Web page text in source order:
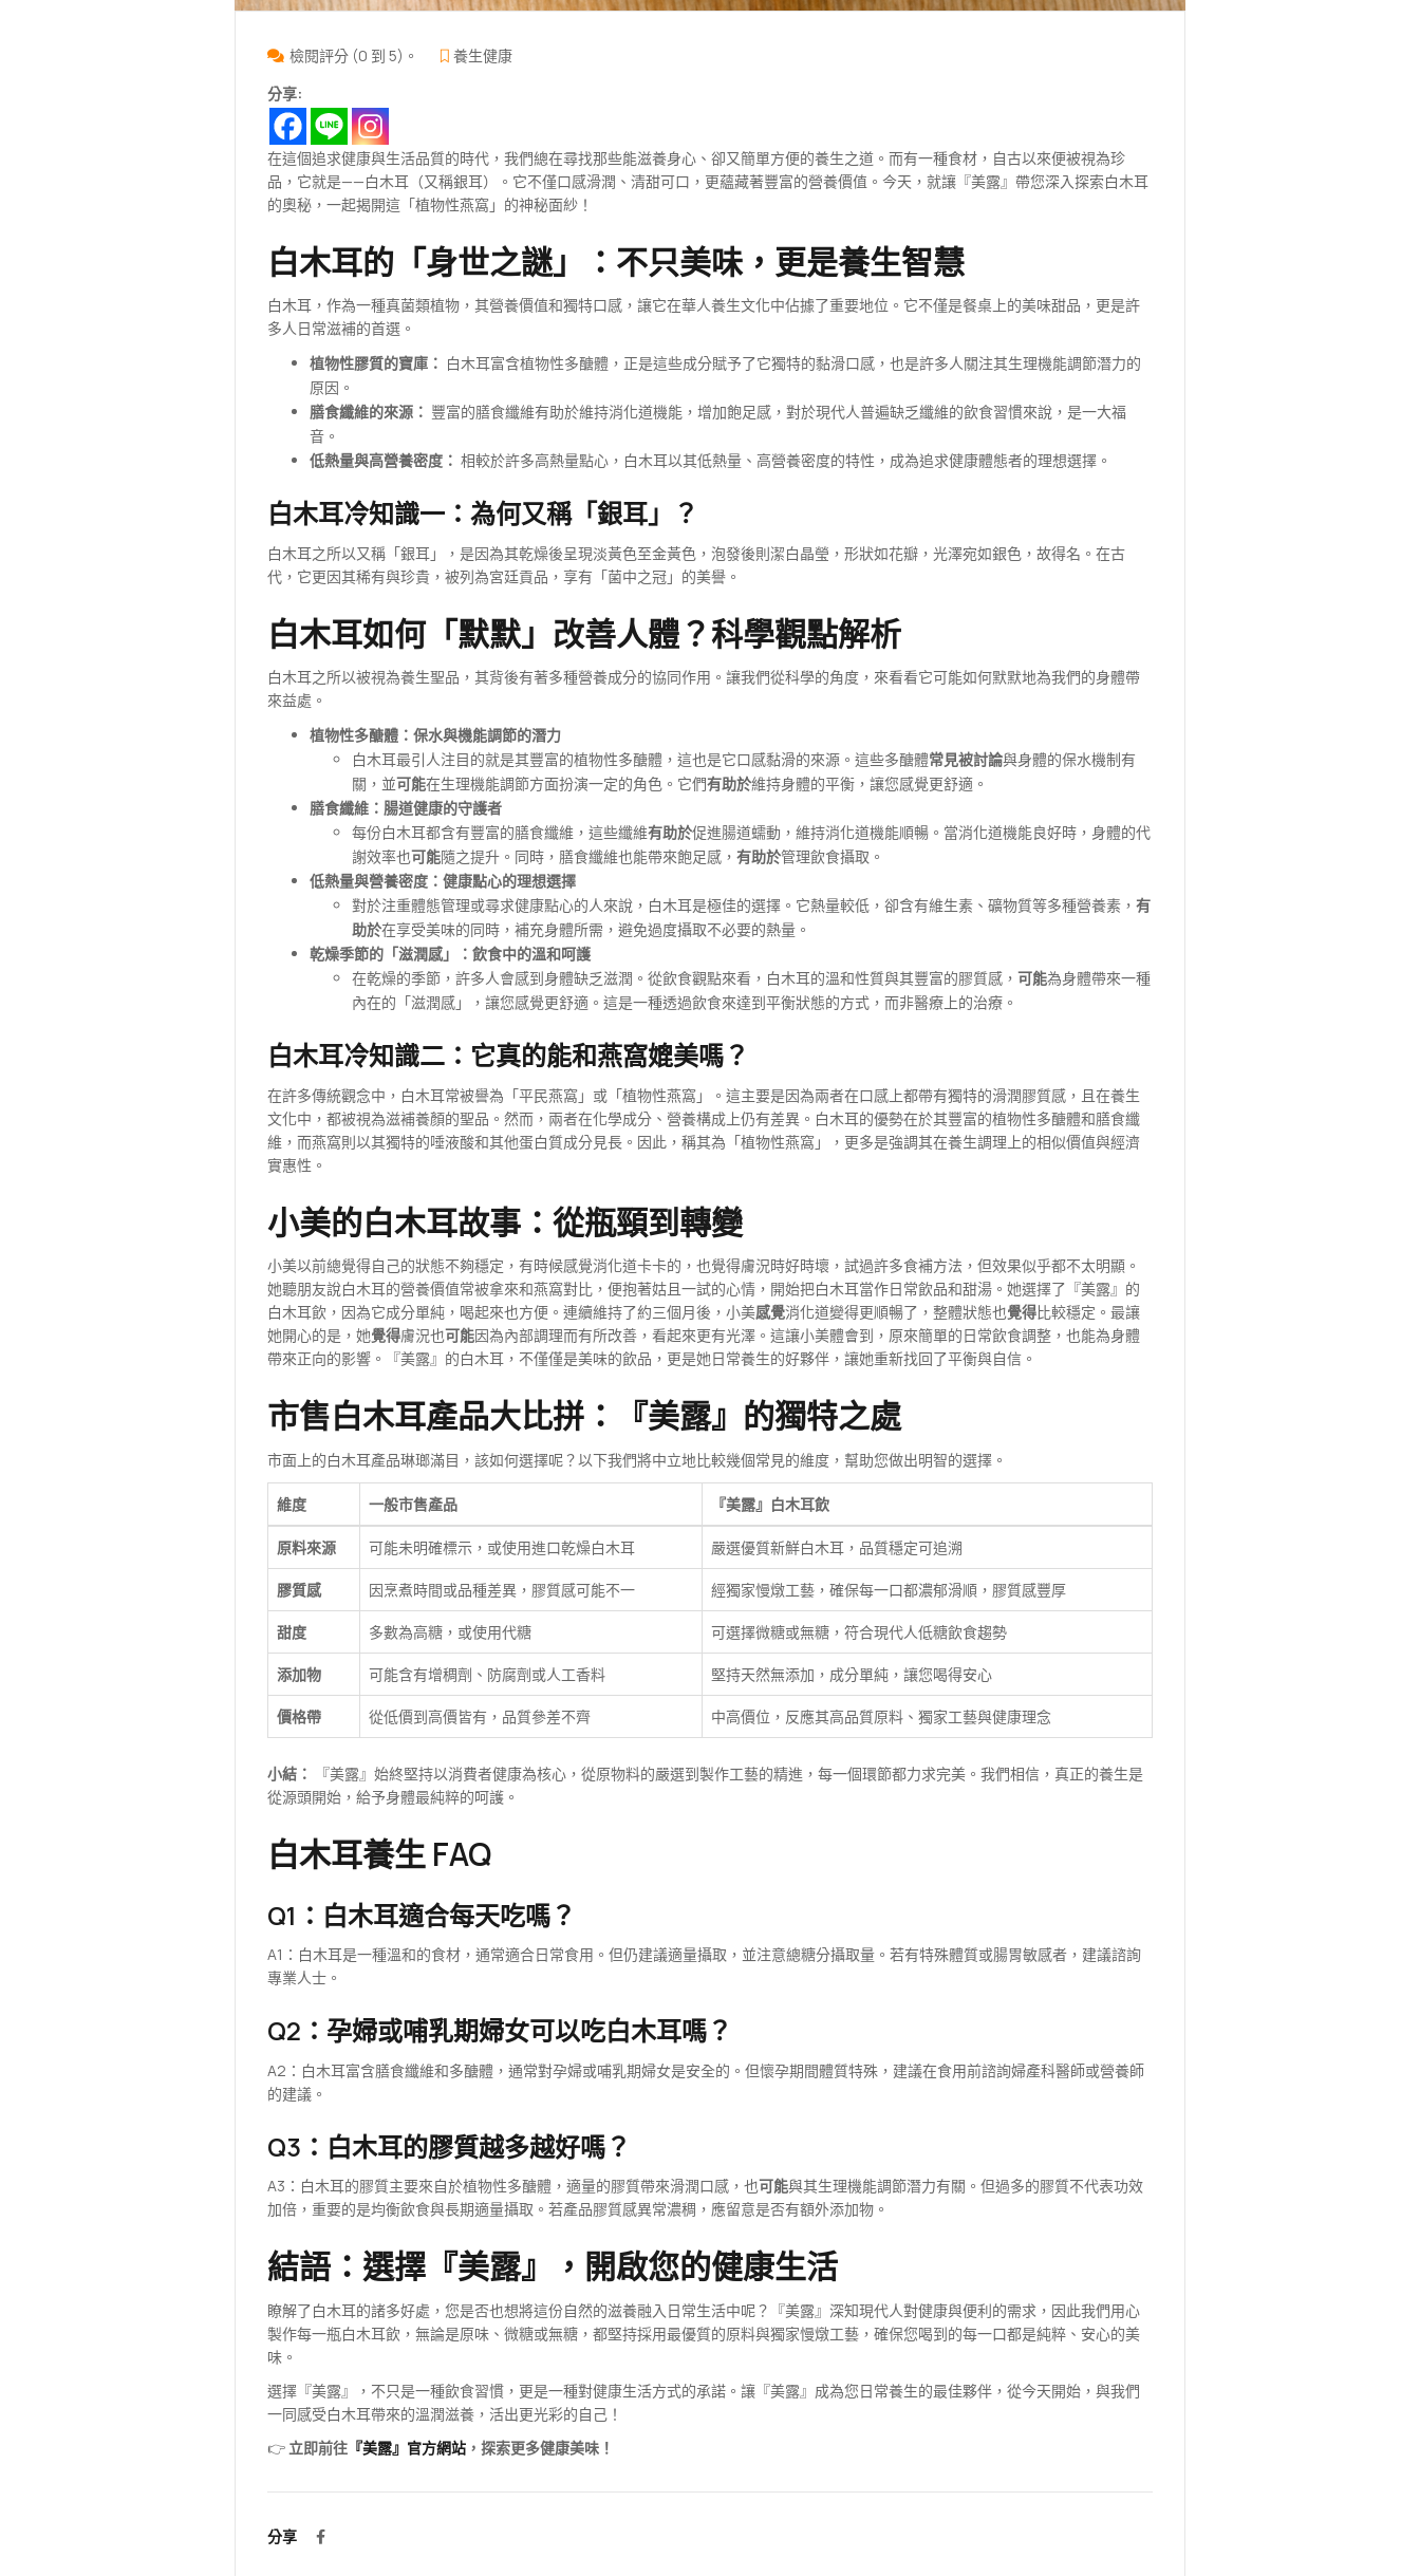
檢閱評分 (0 到 5)。
養生健康
分享:
在這個追求健康與生活品質的時代，我們總在尋找那些能滋養身心、卻又簡單方便的養生之道。而有一種食材，自古以來便被視為珍
品，它就是——白木耳（又稱銀耳）。它不僅口感滑潤、清甜可口，更蘊藏著豐富的營養價值。今天，就讓『美露』帶您深入探索白木耳
的奧秘，一起揭開這「植物性燕窩」的神秘面紗！
白木耳的「身世之謎」：不只美味，更是養生智慧
白木耳，作為一種真菌類植物，其營養價值和獨特口感，讓它在華人養生文化中佔據了重要地位。它不僅是餐桌上的美味甜品，更是許
多人日常滋補的首選。
植物性膠質的寶庫： 白木耳富含植物性多醣體，正是這些成分賦予了它獨特的黏滑口感，也是許多人關注其生理機能調節潛力的
原因。
膳食纖維的來源： 豐富的膳食纖維有助於維持消化道機能，增加飽足感，對於現代人普遍缺乏纖維的飲食習慣來說，是一大福
音。
低熱量與高營養密度： 相較於許多高熱量點心，白木耳以其低熱量、高營養密度的特性，成為追求健康體態者的理想選擇。
白木耳冷知識一：為何又稱「銀耳」？
白木耳之所以又稱「銀耳」，是因為其乾燥後呈現淡黃色至金黃色，泡發後則潔白晶瑩，形狀如花瓣，光澤宛如銀色，故得名。在古
代，它更因其稀有與珍貴，被列為宮廷貢品，享有「菌中之冠」的美譽。
白木耳如何「默默」改善人體？科學觀點解析
白木耳之所以被視為養生聖品，其背後有著多種營養成分的協同作用。讓我們從科學的角度，來看看它可能如何默默地為我們的身體帶
來益處。
植物性多醣體：保水與機能調節的潛力
白木耳最引人注目的就是其豐富的植物性多醣體，這也是它口感黏滑的來源。這些多醣體常見被討論與身體的保水機制有
關，並可能在生理機能調節方面扮演一定的角色。它們有助於維持身體的平衡，讓您感覺更舒適。
膳食纖維：腸道健康的守護者
每份白木耳都含有豐富的膳食纖維，這些纖維有助於促進腸道蠕動，維持消化道機能順暢。當消化道機能良好時，身體的代
謝效率也可能隨之提升。同時，膳食纖維也能帶來飽足感， 有助於管理飲食攝取。
低熱量與營養密度：健康點心的理想選擇
對於注重體態管理或尋求健康點心的人來說，白木耳是極佳的選擇。它熱量較低，卻含有維生素、礦物質等多種營養素， 有
助於在享受美味的同時，補充身體所需，避免過度攝取不必要的熱量。
乾燥季節的「滋潤感」：飲食中的溫和呵護
在乾燥的季節，許多人會感到身體缺乏滋潤。從飲食觀點來看，白木耳的溫和性質與其豐富的膠質感， 可能為身體帶來一種
內在的「滋潤感」，讓您感覺更舒適。這是一種透過飲食來達到平衡狀態的方式，而非醫療上的治療。
白木耳冷知識二：它真的能和燕窩媲美嗎？
在許多傳統觀念中，白木耳常被譽為「平民燕窩」或「植物性燕窩」。這主要是因為兩者在口感上都帶有獨特的滑潤膠質感，且在養生
文化中，都被視為滋補養顏的聖品。然而，兩者在化學成分、營養構成上仍有差異。白木耳的優勢在於其豐富的植物性多醣體和膳食纖
維，而燕窩則以其獨特的唾液酸和其他蛋白質成分見長。因此，稱其為「植物性燕窩」，更多是強調其在養生調理上的相似價值與經濟
實惠性。
小美的白木耳故事：從瓶頸到轉變
小美以前總覺得自己的狀態不夠穩定，有時候感覺消化道卡卡的，也覺得膚況時好時壞，試過許多食補方法，但效果似乎都不太明顯。
她聽朋友說白木耳的營養價值常被拿來和燕窩對比，便抱著姑且一試的心情，開始把白木耳當作日常飲品和甜湯。她選擇了『美露』的
白木耳飲，因為它成分單純，喝起來也方便。連續維持了約三個月後，小美感覺消化道變得更順暢了，整體狀態也覺得比較穩定。最讓
她開心的是，她覺得膚況也可能因為內部調理而有所改善，看起來更有光澤。這讓小美體會到，原來簡單的日常飲食調整，也能為身體
帶來正向的影響。『美露』的白木耳，不僅僅是美味的飲品，更是她日常養生的好夥伴，讓她重新找回了平衡與自信。
市售白木耳產品大比拼：『美露』的獨特之處
市面上的白木耳產品琳瑯滿目，該如何選擇呢？以下我們將中立地比較幾個常見的維度，幫助您做出明智的選擇。
維度 一般市售產品 『美露』白木耳飲
原料來源 可能未明確標示，或使用進口乾燥白木耳 嚴選優質新鮮白木耳，品質穩定可追溯
膠質感 因烹煮時間或品種差異，膠質感可能不一 經獨家慢燉工藝，確保每一口都濃郁滑順，膠質感豐厚
甜度 多數為高糖，或使用代糖 可選擇微糖或無糖，符合現代人低糖飲食趨勢
添加物 可能含有增稠劑、防腐劑或人工香料 堅持天然無添加，成分單純，讓您喝得安心
價格帶 從低價到高價皆有，品質參差不齊 中高價位，反應其高品質原料、獨家工藝與健康理念
小結：
『美露』始終堅持以消費者健康為核心，從原物料的嚴選到製作工藝的精進，每一個環節都力求完美。我們相信，真正的養生是
從源頭開始，給予身體最純粹的呵護。
白木耳養生 FAQ
Q1：白木耳適合每天吃嗎？
A1：白木耳是一種溫和的食材，通常適合日常食用。但仍建議適量攝取，並注意總糖分攝取量。若有特殊體質或腸胃敏感者，建議諮詢
專業人士。
Q2：孕婦或哺乳期婦女可以吃白木耳嗎？
A2：白木耳富含膳食纖維和多醣體，通常對孕婦或哺乳期婦女是安全的。但懷孕期間體質特殊，建議在食用前諮詢婦產科醫師或營養師
的建議。
Q3：白木耳的膠質越多越好嗎？
A3：白木耳的膠質主要來自於植物性多醣體，適量的膠質帶來滑潤口感，也可能與其生理機能調節潛力有關。但過多的膠質不代表功效
加倍，重要的是均衡飲食與長期適量攝取。若產品膠質感異常濃稠，應留意是否有額外添加物。
結語：選擇『美露』，開啟您的健康生活
瞭解了白木耳的諸多好處，您是否也想將這份自然的滋養融入日常生活中呢？『美露』深知現代人對健康與便利的需求，因此我們用心
製作每一瓶白木耳飲，無論是原味、微糖或無糖，都堅持採用最優質的原料與獨家慢燉工藝，確保您喝到的每一口都是純粹、安心的美
味。
選擇『美露』，不只是一種飲食習慣，更是一種對健康生活方式的承諾。讓『美露』成為您日常養生的最佳夥伴，從今天開始，與我們
一同感受白木耳帶來的溫潤滋養，活出更光彩的自己！
👉 立即前往 『美露』官方網站 ，探索更多健康美味！
分享